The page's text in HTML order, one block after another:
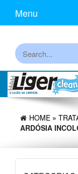
the
Menu
HOME »
ARDÓSIA